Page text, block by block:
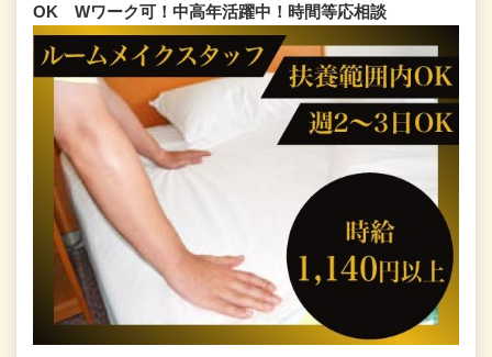
OK Wワーク可！中高年活躍中！時間等応相談